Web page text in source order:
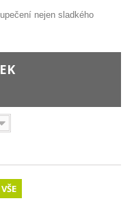
nejen sladkého